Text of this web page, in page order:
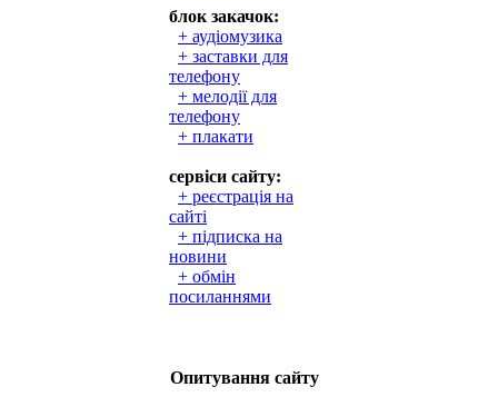
блок закачок:
+ аудіомузика
+ заставки для
телефону
+ мелодії для
телефону
+ плакати
сервіси сайту:
+ реєстрація на
сайті
+ підписка на
новини
+ обмін
посиланнями
Опитування сайту